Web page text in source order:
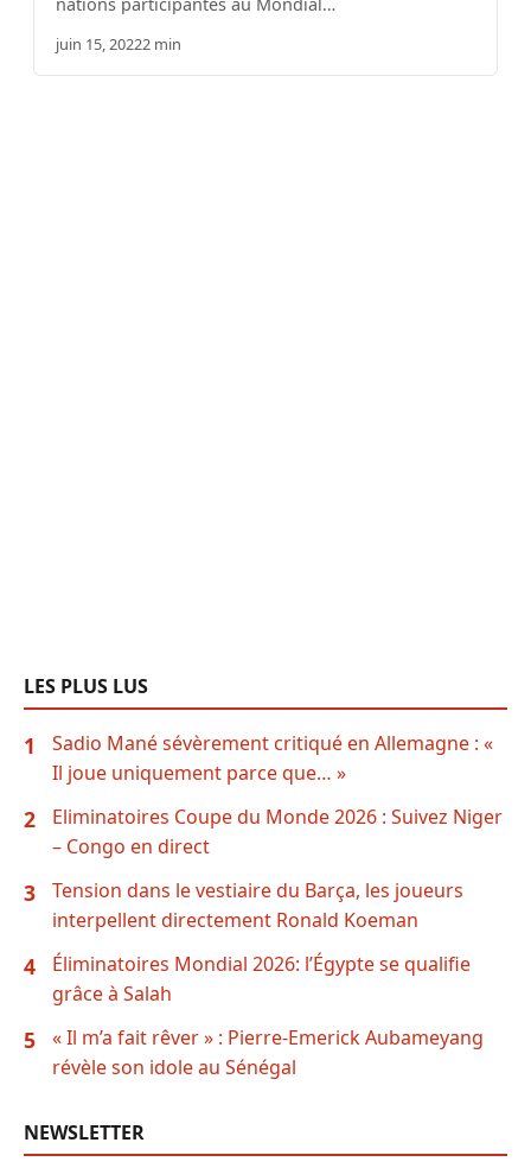
juin 15, 20222 min
LES PLUS LUS
1
Sadio Mané sévèrement critiqué en Allemagne : «
Il joue uniquement parce que… »
2
Eliminatoires Coupe du Monde 2026 : Suivez Niger
– Congo en direct
3
Tension dans le vestiaire du Barça, les joueurs
interpellent directement Ronald Koeman
4
Éliminatoires Mondial 2026: l’Égypte se qualifie
grâce à Salah
5
« Il m’a fait rêver » : Pierre-Emerick Aubameyang
révèle son idole au Sénégal
NEWSLETTER